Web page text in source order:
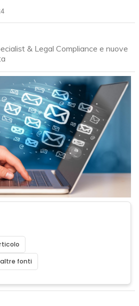
& Legal Compliance e nuove
fonti